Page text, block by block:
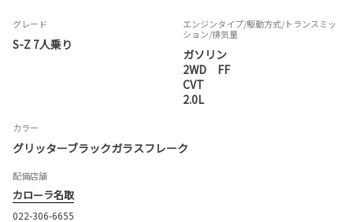
グレード
S-Z 7人乗り
エンジンタイプ/駆動方式/トランスミッ
ション/排気量
ガソリン
2WD FF
CVT
2.0L
カラー
グリッターブラックガラスフレーク
配備店舗
カローラ名取
022-306-6655